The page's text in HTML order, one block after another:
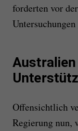
forderten vor
Offensichtlich
Regierung nun,